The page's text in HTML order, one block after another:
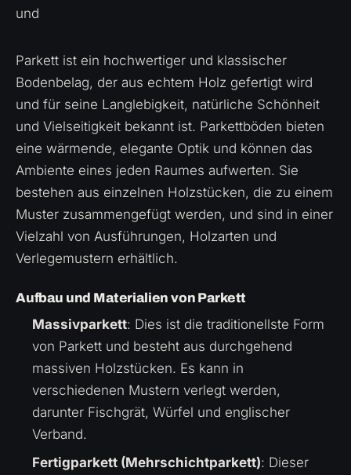
und
Parkett ist ein hochwertiger und klassischer
Bodenbelag, der aus echtem Holz gefertigt wird
und für seine Langlebigkeit, natürliche Schönheit
und Vielseitigkeit bekannt ist. Parkettböden bieten
eine wärmende, elegante Optik und können das
Ambiente eines jeden Raumes aufwerten. Sie
bestehen aus einzelnen Holzstücken, die zu einem
Muster zusammengefügt werden, und sind in einer
Vielzahl von Ausführungen, Holzarten und
Verlegemustern erhältlich.
Aufbau und Materialien von Parkett
Massivparkett: Dies ist die traditionellste Form
von Parkett und besteht aus durchgehend
massiven Holzstücken. Es kann in
verschiedenen Mustern verlegt werden,
darunter Fischgrät, Würfel und englischer
Verband.
Fertigparkett (Mehrschichtparkett): Dieser